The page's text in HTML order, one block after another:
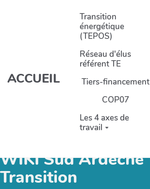
Aller au contenu principal
ACCUEIL
Transition
énergétique
(TEPOS)
Réseau d'élus
référent TE
Tiers-financement
COP07
Les 4 axes de
travail
WIKI Sud Ardèche
Transition